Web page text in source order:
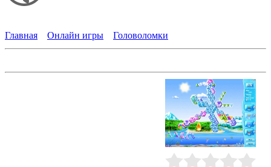
Главная
Онлайн игры Головоломки